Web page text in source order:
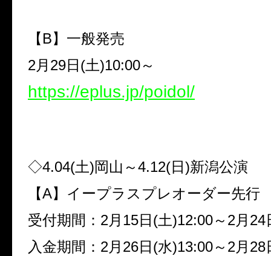
【 B】一般発売
2月 29日 (土)10:00～
https://eplus.jp/poidol/
◇4.04(土)岡山～4.12(日 )新潟公演
【A】イープラスプレオーダー先行
受付期間： 2月 15日 (土)12:00～ 2月 24
入金期間： 2月 26日 (水)13:00～ 2月 28